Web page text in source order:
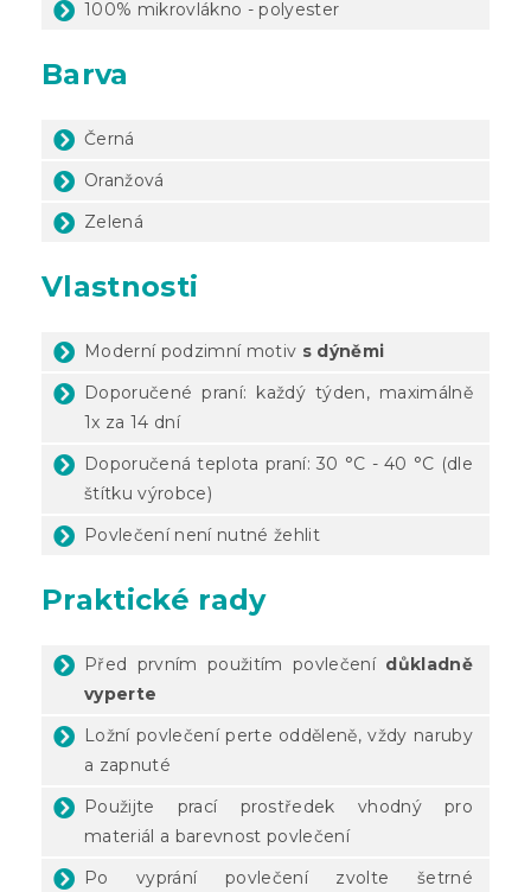
100% mikrovlákno - polyester
Barva
Černá
Oranžová
Zelená
Vlastnosti
Moderní podzimní motiv s dýněmi
Doporučené praní: každý týden, maximálně
1x za 14 dní
Doporučená teplota praní: 30 °C - 40 °C (dle
štítku výrobce)
Povlečení není nutné žehlit
Praktické rady
Před prvním použitím povlečení důkladně
vyperte
Ložní povlečení perte odděleně, vždy naruby
a zapnuté
Použijte prací prostředek vhodný pro
materiál a barevnost povlečení
Po vyprání povlečení zvolte šetrné